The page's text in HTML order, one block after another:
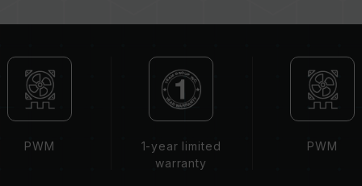
PWM
1-year limited
warranty
PWM